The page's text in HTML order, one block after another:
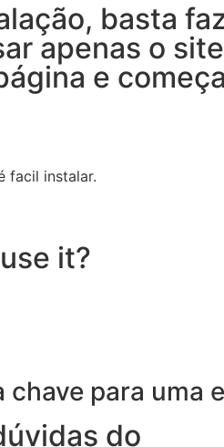
basta
apenas o
e
facil instalar.
it?
chave para uma
do